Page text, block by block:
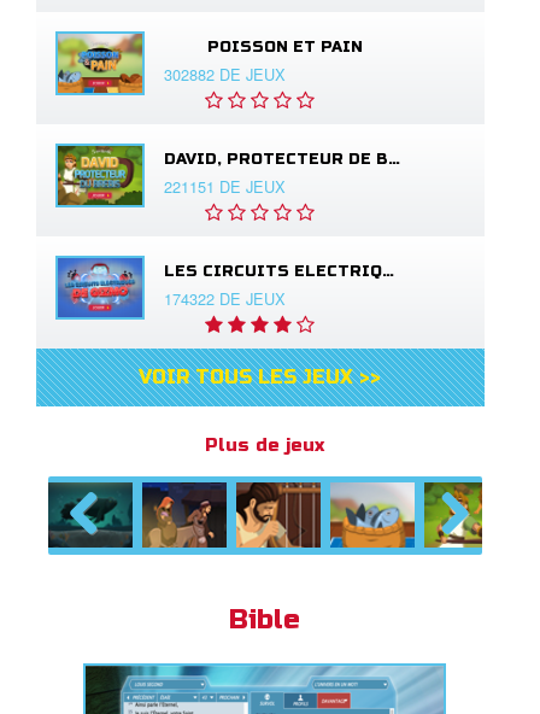
POISSON ET PAIN
302882 DE JEUX
DAVID, PROTECTEUR DE BREBIS
221151 DE JEUX
LES CIRCUITS ELECTRIQUES DE GIZMO
174322 DE JEUX
VOIR TOUS LES JEUX >>
Plus de jeux
Previous Next
Bible